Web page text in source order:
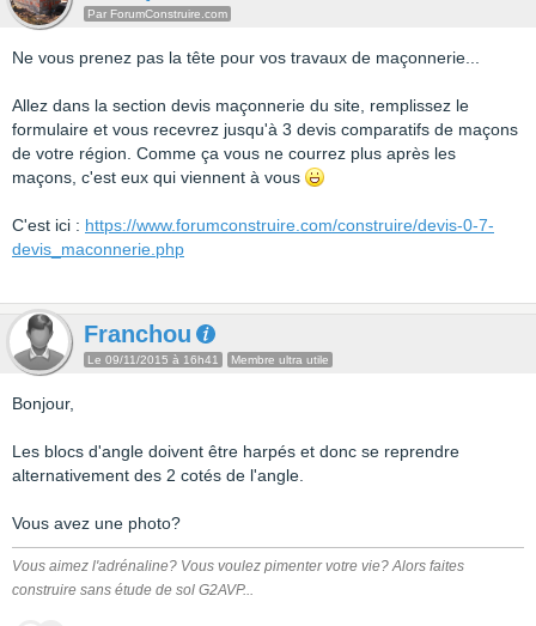
Par ForumConstruire.com
Ne vous prenez pas la tête pour vos travaux de maçonnerie...
Allez dans la section devis maçonnerie du site, remplissez le
formulaire et vous recevrez jusqu'à 3 devis comparatifs de maçons
de votre région. Comme ça vous ne courrez plus après les
maçons, c'est eux qui viennent à vous
C'est ici : https://www.forumconstruire.com/construire/devis-0-7-
devis_maconnerie.php
Franchou
Le 09/11/2015 à 16h41 Membre ultra utile
Bonjour,
Les blocs d'angle doivent être harpés et donc se reprendre
alternativement des 2 cotés de l'angle.
Vous avez une photo?
Vous aimez l'adrénaline? Vous voulez pimenter votre vie? Alors faites
construire sans étude de sol G2AVP...